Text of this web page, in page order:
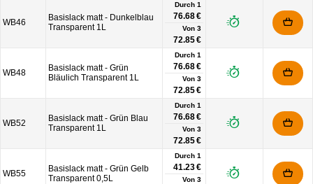
WB46
Basislack matt - Dunkelblau
Transparent 1L
Durch 1
76.68 €
Von 3
72.85 €
WB48
Basislack matt - Grün
Bläulich Transparent 1L
Durch 1
76.68 €
Von 3
72.85 €
WB52
Basislack matt - Grün Blau
Transparent 1L
Durch 1
76.68 €
Von 3
72.85 €
WB55
Basislack matt - Grün Gelb
Transparent 0,5L
Durch 1
41.23 €
Von 3